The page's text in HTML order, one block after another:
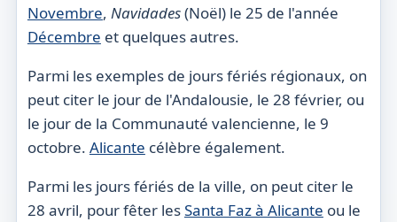
Novembre, Navidades(Noël) le 25 de l'année
Décembre et quelques autres.
Parmi les exemples de jours fériés régionaux, on
peut citer le jour de l'Andalousie, le 28 février, ou
le jour de la Communauté valencienne, le 9
octobre. Alicante célèbre également.
Parmi les jours fériés de la ville, on peut citer le
28 avril, pour fêter lesSanta Faz à Alicante ou le